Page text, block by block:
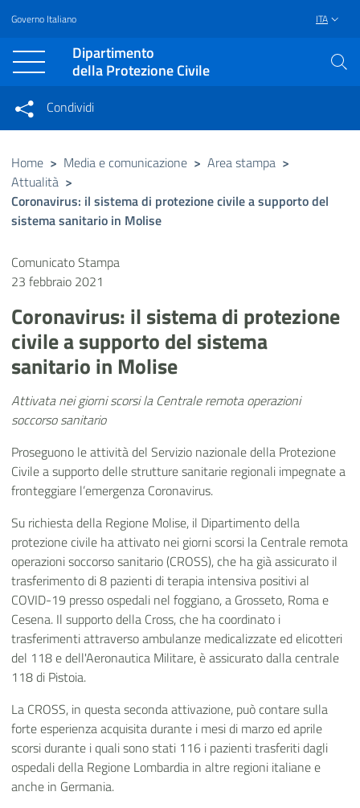
Vai al contenuto principale
Raggiungi il piè di pagina
Governo Italiano ITA
Dipartimento
della Protezione Civile
Condividi su Facebook
Condividi su Twitter
Condividi
Condividi sui social network
Home > Media e comunicazione > Area stampa >
Attualità >
Coronavirus: il sistema di protezione civile a supporto del
sistema sanitario in Molise
Comunicato Stampa
23 febbraio 2021
Coronavirus: il sistema di protezione
civile a supporto del sistema
sanitario in Molise
Attivata nei giorni scorsila Centrale remota operazioni
soccorso sanitario
Proseguono le attività del Servizio nazionale della Protezione
Civile a supporto delle strutture sanitarie regionali impegnate a
fronteggiare l’emergenza Coronavirus.
Su richiesta della Regione Molise, il Dipartimento della
protezione civile ha attivato nei giorni scorsi la Centrale remota
operazioni soccorso sanitario (CROSS), che ha già assicurato il
trasferimento di 8 pazienti di terapia intensiva positivi al
COVID-19 presso ospedali nel foggiano, a Grosseto, Roma e
Cesena. Il supporto della Cross, che ha coordinato i
trasferimenti attraverso ambulanze medicalizzate ed elicotteri
del 118 e dell'Aeronautica Militare, è assicurato dalla centrale
118 di Pistoia.
La CROSS, in questa seconda attivazione, può contare sulla
forte esperienza acquisita durante i mesi di marzo ed aprile
scorsi durante i quali sono stati 116 i pazienti trasferiti dagli
ospedali della Regione Lombardia in altre regioni italiane e
anche in Germania.